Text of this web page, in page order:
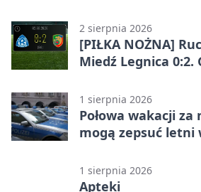
2 sierpnia 2026
[PIŁKA NOŻNA]
Miedź Legnica 0:2.
1 sierpnia 2026
Połowa wakacji za
mogą zepsuć letni
1 sierpnia 2026
Apteki